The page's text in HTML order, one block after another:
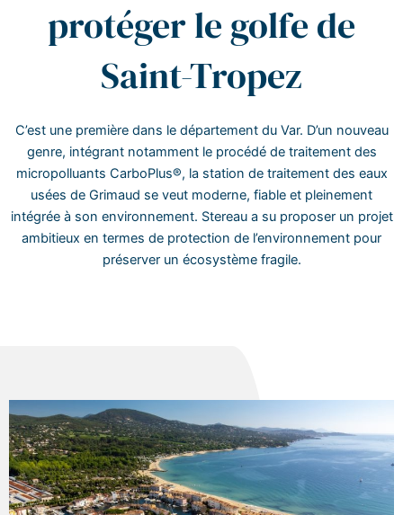
protéger le golfe de
Saint-Tropez
C’est une première dans le département du Var. D’un nouveau
genre, intégrant notammentle procédé de traitement des
micropolluants CarboPlus®, la station de traitement des eaux
usées de Grimaud se veut moderne, fiable et pleinement
intégrée à son environnement. Stereau a su proposer un projet
ambitieux en termes de protection de l’environnement pour
préserver un écosystème fragile.